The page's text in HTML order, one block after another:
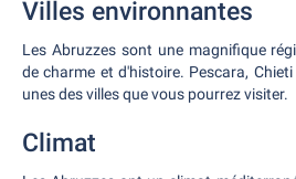
Villes environnantes
Les Abruzzes sont une magnifique
de charme et d'histoire. Pescara,
unes des villes que vous pourrez visiter.
Climat